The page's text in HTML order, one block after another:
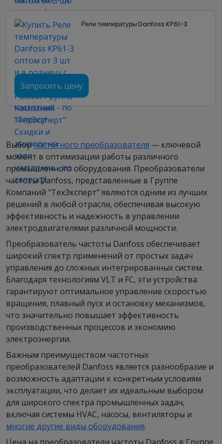
Реле температуры Danfoss KP61-3
Запросить цену
Выборчастотного преобразователя — ключевой
момент в оптимизации работы различного
промышленного оборудования. Преобразователи
частоты Danfoss, представленные в Группе
Компаний "ТехЭксперт" являются одним из лучших
решений в любой отрасли, обеспечивая высокую
эффективность и надежность в управлении
электродвигателями различной мощности.
Преобразователь частоты Danfoss обеспечивает
широкий спектр применений от простых задач
управления до сложных интегрированных систем.
Благодаря технологиям VLT и FC, эти устройства
гарантируют оптимальное управление скоростью
вращения, плавный пуск и остановку механизмов,
что значительно повышает эффективность
производственных процессов и экономию
электроэнергии.
Важным преимуществом частотных
преобразователей Danfoss является разнообразие и
возможность адаптации к конкретным условиям
эксплуатации, что делает их идеальным выбором
для широкого спектра промышленных задач,
включая системы HVAC, насосы, вентиляторы и
многие другие виды оборудования.